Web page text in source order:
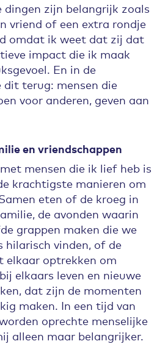
dingen zijn belangrijk zoals
vriend of een extra rondje
omdat ik weet dat zij dat
impact die ik maak
En in de
dit terug: mensen die
voor anderen, geven aan
en vriendschappen
mensen die ik lief heb is
krachtigste manieren om
eten of de kroeg in
de avonden waarin
grappen maken die we
hilarisch vinden, of de
elkaar optrekken om
elkaars leven en nieuwe
dat zijn de momenten
maken. In een tijd van
oprechte menselijke
alleen maar belangrijker.